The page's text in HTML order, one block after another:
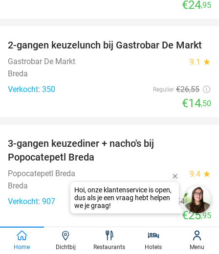
€24,95
45%
2-gangen keuzelunch bij Gastrobar De Markt
Gastrobar De Markt 9.1 star
Breda
Verkocht: 350
Regulier €26,55
€14,50
3-gangen keuzediner + nacho's bij
Popocatepetl Breda
Popocatepetl Breda 9.4 star
Breda
Verkocht: 907
Regulier €43,35
€25,95
favorite_border
Home Dichtbij Restaurants Hotels Menu
Hoi, onze klantenservice is open,
dus als je een vraag hebt helpen
we je graag!